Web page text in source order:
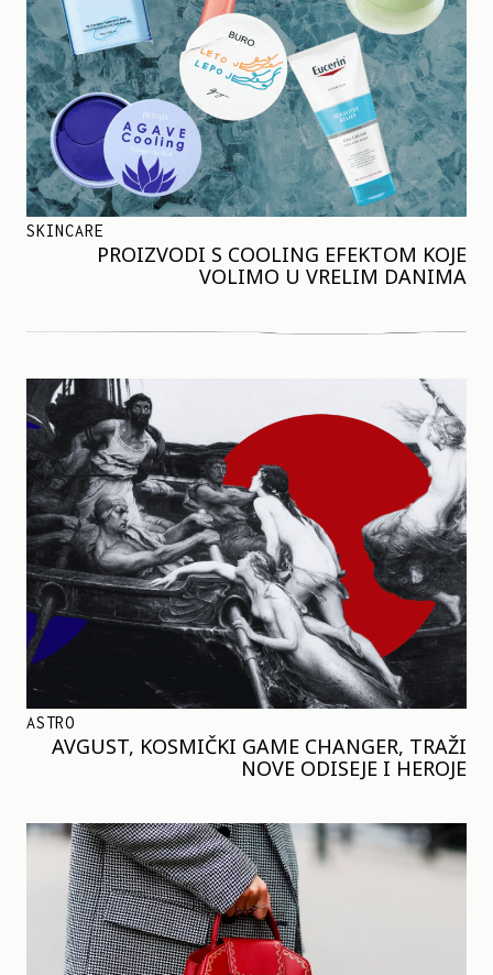
SKINCARE
PROIZVODI S COOLING EFEKTOM KOJE
VOLIMO U VRELIM DANIMA
ASTRO
AVGUST, KOSMIČKI GAME CHANGER, TRAŽI
NOVE ODISEJE I HEROJE